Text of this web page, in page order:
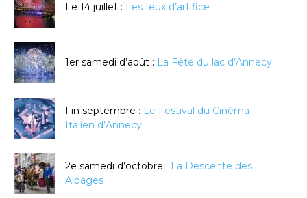
Le 14 juillet : Les feux d’artifice
1er samedi d’août : La Fête du lac d’Annecy
Fin septembre : Le Festival du Cinéma
Italien d’Annecy
2e samedi d’octobre : La Descente des
Alpages